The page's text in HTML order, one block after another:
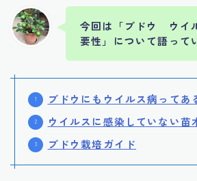
今回は「ブドウ ウイ
要性」について語って
ブドウにもウイルス病ってあ
ウイルスに感染していない苗
ブドウ栽培ガイド